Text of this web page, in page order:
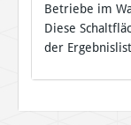
Betriebe im
Diese
der